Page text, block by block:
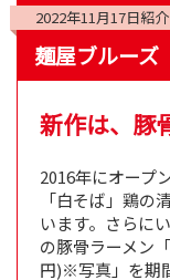
2022年11月17日紹介
麺屋ブルーズ
新作は、豚
2016年にオープ
「白そば」鶏の
います。さらに
の豚骨ラーメン
円)※写真」を期